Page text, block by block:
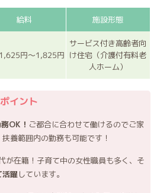
給料 施設形態
円～1,825円
サービス付き高齢者向
け住宅（介護付有料老
人ホーム）
イント
OK！ ご都合に合わせて働けるのでご家
養範囲内の勤務も可能です！
が在籍！子育て中の女性職員も多く、そ
躍 しています。